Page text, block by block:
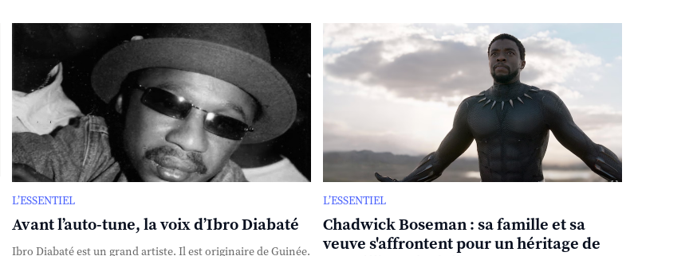
L’ESSENTIEL
Avant l’auto-tune, la voix d’Ibro Diabaté
Ibro Diabaté est un grand artiste. Il est originaire de Guinée.
L’ESSENTIEL
Chadwick Boseman : sa famille et sa
veuve s'affrontent pour un héritage de